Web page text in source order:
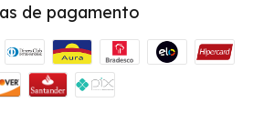
de pagamento